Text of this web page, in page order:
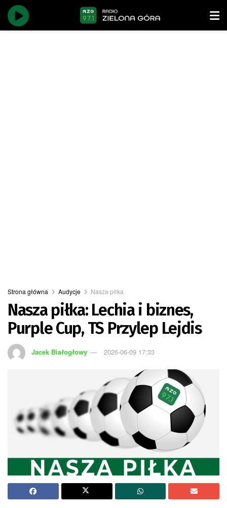
Strona główna Audycje Nasza piłka
Nasza piłka: Lechia i biznes,
Purple Cup, TS Przylep Lejdis
Jacek Białogłowy 2026-06-09 17:33